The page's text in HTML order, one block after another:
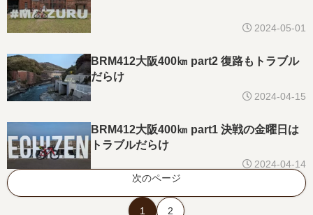
2024-05-01
BRM412大阪400㎞ part2 復路もトラブル
だらけ
2024-04-15
BRM412大阪400㎞ part1 決戦の金曜日は
トラブルだらけ
2024-04-14
次のページ
1 2